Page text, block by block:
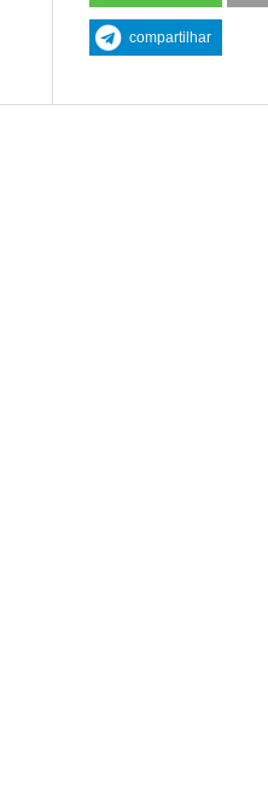
compartilhar